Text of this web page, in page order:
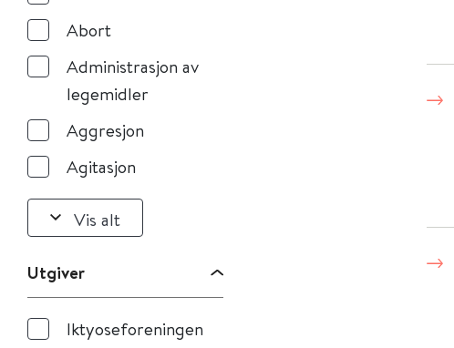
Abort
Administrasjon av
legemidler
Aggresjon
Agitasjon
Vis alt
Utgiver
Iktyoseforeningen